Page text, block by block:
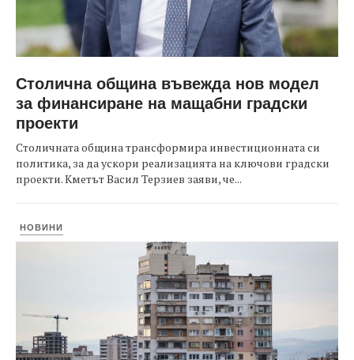
Столична община въвежда нов модел
за финансиране на мащабни градски
проекти
Столичната община трансформира инвестиционната си
политика, за да ускори реализацията на ключови градски
проекти. Кметът Васил Терзиев заяви, че...
НОВИНИ